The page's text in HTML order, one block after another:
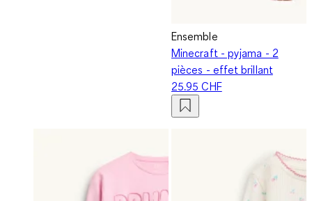
Ensemble
Minecraft - pyjama - 2
pièces - effet brillant
25.95 CHF